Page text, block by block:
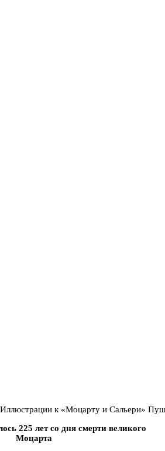
к «Моцарту и Сальери»
225 лет со дня смерти великого
Моцарта